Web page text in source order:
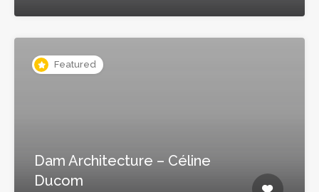
Featured
Dam Architecture – Céline
Ducom